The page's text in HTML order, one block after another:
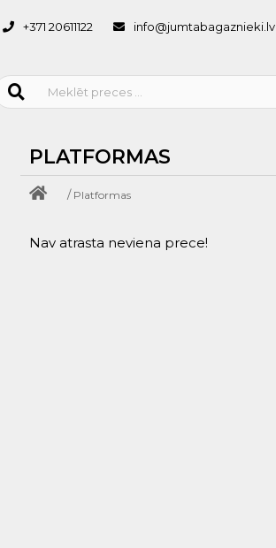
+371 20611122 info@jumtabagaznieki.lv
PLATFORMAS
/ Platformas
Nav atrasta neviena prece!